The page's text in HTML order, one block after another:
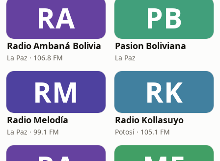
RA
Radio Ambaná Bolivia
La Paz · 106.8 FM
PB
Pasion Boliviana
La Paz
RM
Radio Melodía
La Paz · 99.1 FM
RK
Radio Kollasuyo
Potosí · 105.1 FM